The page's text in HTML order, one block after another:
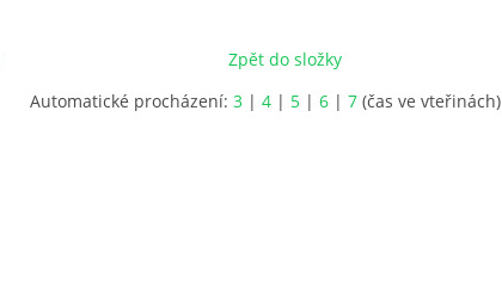
Zpět do složky
Automatické procházení: 3 | 4 | 5 | 6 | 7 (čas ve vteřinách)